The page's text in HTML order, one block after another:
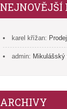
NEJNOVĚJŠÍ
karel křížan:
admin: Mikulášský
ARCHIVY